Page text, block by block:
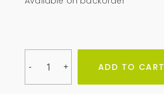
-
na
pojemniki
+ ADD TO CART